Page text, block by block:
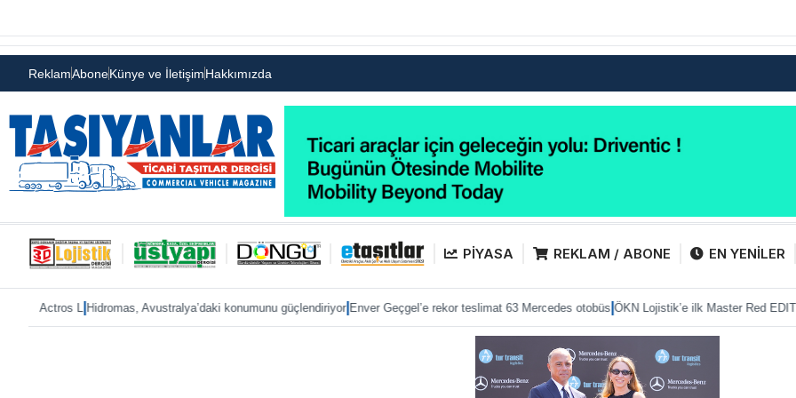
ReklamAboneKünye ve İletişimHakkımızda
PİYASA REKLAM / ABONE EN YENİLER
Hidromas, Avustralya’daki konumunu güçlendiriyor| Enver Geçgel’e rekor teslimat 63 Mercedes otobüs|ÖKN Lojistik’e ilk Master Red EDITION |